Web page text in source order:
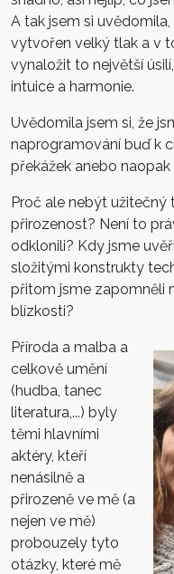
A tak jsem si
vytvořen velký tlak a v
vynaložit to největší
intuice a harmonie.
Uvědomila jsem si, že
naprogramování buď k
překážek anebo naopak
Proč ale nebýt užitečný
přirozenost? Není to
odklonili? Kdy jsme
složitými konstrukty
přitom jsme zapomněli
blízkosti?
Příroda a malba a
celkově umění
(hudba, tanec
literatura,...) byly
těmi hlavními
aktéry, kteří
nenásilně a
přirozeně ve mě (a
nejen ve mě)
probouzely tyto
otázky, které mě